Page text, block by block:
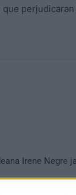
que
Irene Negre